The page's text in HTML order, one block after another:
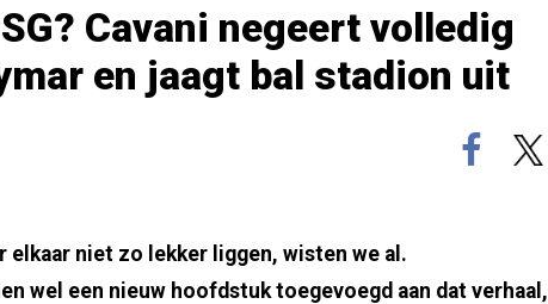
Cavani negeert volledig
en jaagt bal stadion uit
elkaar niet zo lekker liggen, wisten we al.
wel een nieuw hoofdstuk toegevoegd aan dat verhaal,